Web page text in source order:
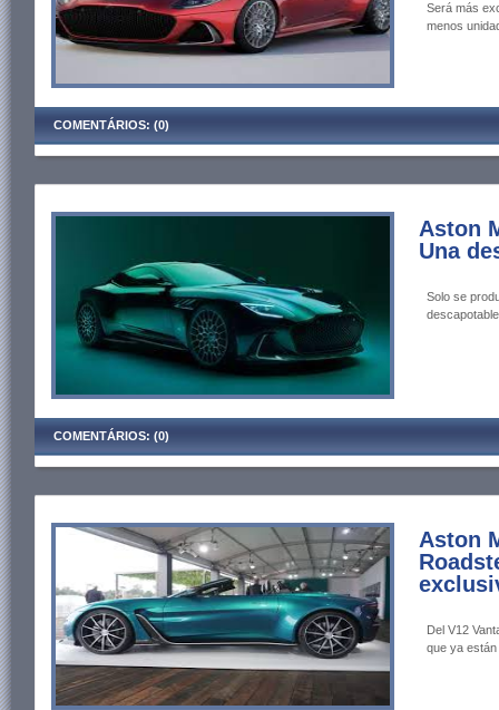
Será más
menos
COMENTÁRIOS: (0)
Aston
Una
Solo se
COMENTÁRIOS: (0)
Aston
Del V12
que ya